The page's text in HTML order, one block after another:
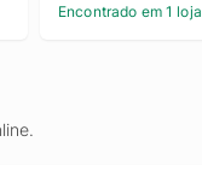
Encontrado em 1 loja